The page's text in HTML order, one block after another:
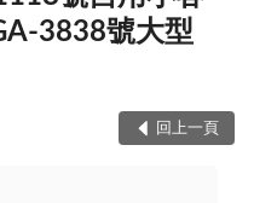
3838號大型
回上一頁